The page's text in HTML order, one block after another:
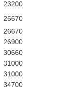
23200
26670
26670
26900
30660
31000
31000
34700